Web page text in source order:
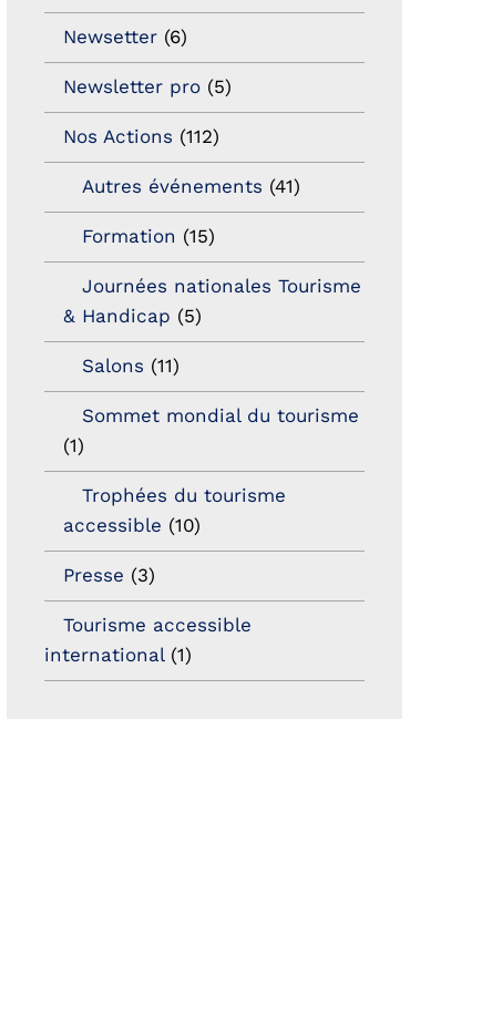
Newsetter (6)
Newsletter pro (5)
Nos Actions (112)
Autres événements (41)
Formation (15)
Journées nationales Tourisme
& Handicap (5)
Salons (11)
Sommet mondial du tourisme
(1)
Trophées du tourisme
accessible (10)
Presse (3)
Tourisme accessible
international(1)